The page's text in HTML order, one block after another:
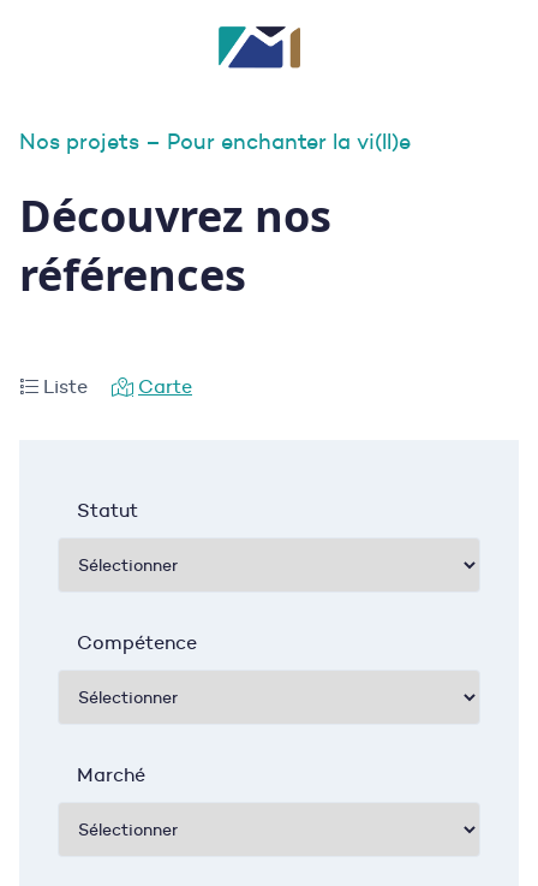
Nos projets – Pour enchanter la vi(ll)e
Découvrez nos
références
Liste Carte
Statut
Compétence
Marché